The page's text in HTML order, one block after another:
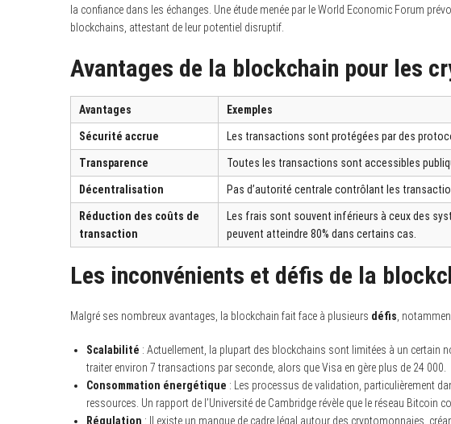
la confiance dans les échanges. Une étude menée par le World Economic Forum
blockchains, attestant de leur potentiel disruptif.
Avantages de la blockchain pour les
Avantages Exemples
Sécurité accrue Les transactions sont protégées par des
Transparence Toutes les transactions sont accessibles
Décentralisation Pas d’autorité centrale contrôlant les
Réduction des coûts de
transaction
Les frais sont souvent inférieurs à ceux des
peuvent atteindre 80% dans certains cas.
Les inconvénients et défis de la
Malgré ses nombreux avantages, la blockchain fait face à plusieurs défis ,
Scalabilité : Actuellement, la plupart des blockchains sont limitées à un certain
traiter environ 7 transactions par seconde, alors que Visa en gère plus de 24 000.
Consommation énergétique : Les processus de validation, particulièrement
ressources. Un rapport de l’Université de Cambridge révèle que le réseau Bitcoin
Régulation : Il existe un manque de cadre légal autour des cryptomonnaies,